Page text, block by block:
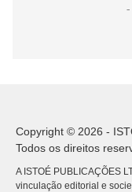
Copyright © 2026 -
Todos os direitos
A ISTOÉ PUBLICAÇÕES
vinculação editorial e